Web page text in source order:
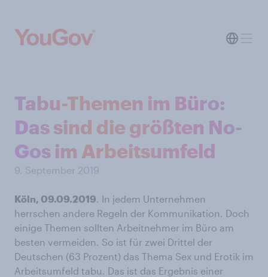
Tabu-Themen im Büro:
Das sind die größten No-
Gos im Arbeitsumfeld
9. September 2019
Köln, 09.09.2019. In jedem Unternehmen
herrschen andere Regeln der Kommunikation. Doch
einige Themen sollten Arbeitnehmer im Büro am
besten vermeiden. So ist für zwei Drittel der
Deutschen (63 Prozent) das Thema Sex und Erotik im
Arbeitsumfeld tabu. Das ist das Ergebnis einer